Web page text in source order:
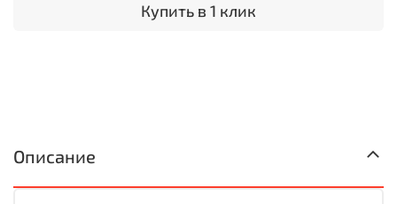
Купить в 1 клик
Описание